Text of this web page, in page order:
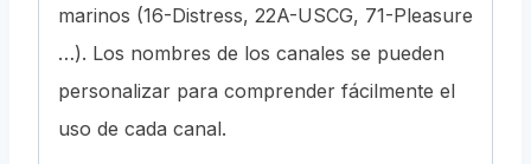
marinos (16-Distress, 22A-USCG, 71-Pleasure
…). Los nombres de los canales se pueden
personalizar para comprender fácilmente el
uso de cada canal.